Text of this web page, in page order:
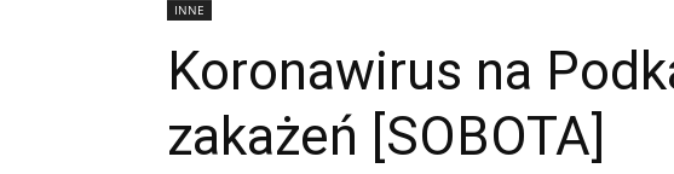
INNE
Koronawirus na
zakażeń [SOBOTA]